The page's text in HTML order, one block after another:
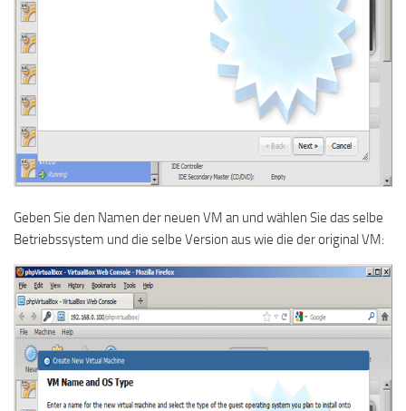
Geben Sie den Namen der neuen VM an und wählen Sie das selbe
Betriebssystem und die selbe Version aus wie die der original VM: